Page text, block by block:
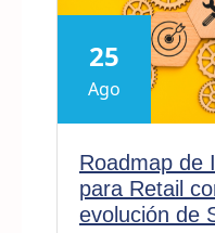
25
Ago
Roadmap de
para Retail
evolución de